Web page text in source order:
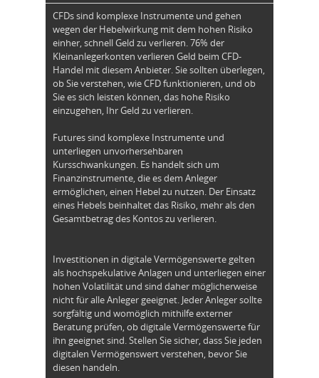
CFDs sind komplexe Instrumente und gehen
wegen der Hebelwirkung mit dem hohen Risiko
einher, schnell Geld zu verlieren. 76% der
Kleinanlegerkonten verlieren Geld beim CFD-
Handel mit diesem Anbieter. Sie sollten überlegen,
ob Sie verstehen, wie CFD funktionieren, und ob
Sie es sich leisten können, das hohe Risiko
einzugehen, Ihr Geld zu verlieren.
Futures sind komplexe Instrumente und
unterliegen unvorhersehbaren
Kursschwankungen. Es handelt sich um
Finanzinstrumente, die es dem Anleger
ermöglichen, einen Hebel zu nutzen. Der Einsatz
eines Hebels beinhaltet das Risiko, mehr als den
Gesamtbetrag des Kontos zu verlieren.
Investitionen in digitale Vermögenswerte gelten
als hochspekulative Anlagen und unterliegen einer
hohen Volatilität und sind daher möglicherweise
nicht für alle Anleger geeignet. Jeder Anleger sollte
sorgfältig und womöglich mithilfe externer
Beratung prüfen, ob digitale Vermögenswerte für
ihn geeignet sind. Stellen Sie sicher, dass Sie jeden
digitalen Vermögenswert verstehen, bevor Sie
diesen handeln.